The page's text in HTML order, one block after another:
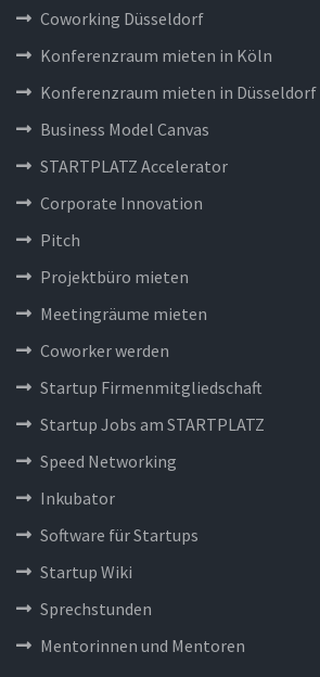
Coworking Düsseldorf
Konferenzraum mieten in Köln
Konferenzraum mieten in Düsseldorf
Business Model Canvas
STARTPLATZ Accelerator
Corporate Innovation
Pitch
Projektbüro mieten
Meetingräume mieten
Coworker werden
Startup Firmenmitgliedschaft
Startup Jobs am STARTPLATZ
Speed Networking
Inkubator
Software für Startups
Startup Wiki
Sprechstunden
Mentorinnen und Mentoren